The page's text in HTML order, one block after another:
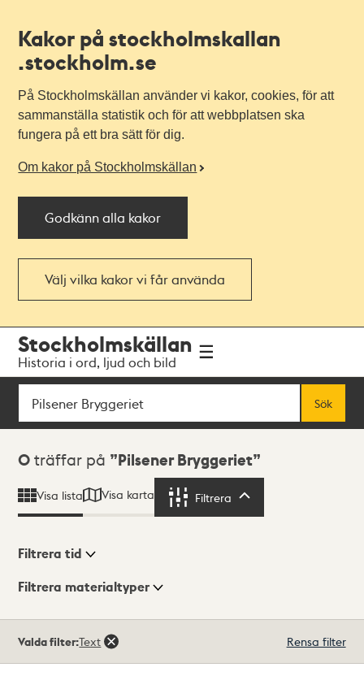
Kakor på stockholmskallan
.stockholm.se
På Stockholmskällan använder vi kakor, cookies, för att
sammanställa statistik och för att webbplatsen ska
fungera på ett bra sätt för dig.
Om kakor på Stockholmskällan
Godkänn alla kakor
Välj vilka kakor vi får använda
navigationen
huvudinnehållet
Stockholmskällan
Historia i ord, ljud och bild
Sök
Sök
Sökresultat
0 träffar på Pilsener Bryggeriet
Visa lista Visa karta Filtrera
Visningsläge
Filtrera tid
Filtrera materialtyper
träffar
Valda filter:Text Rensa filter